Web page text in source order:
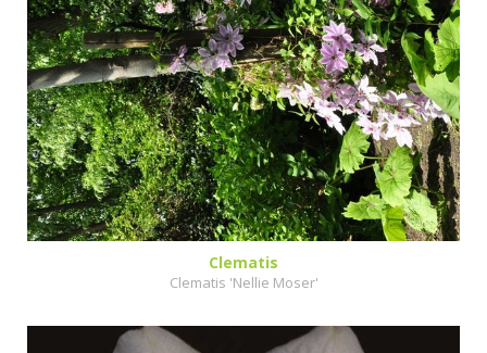
Clematis
Clematis 'Nellie Moser'